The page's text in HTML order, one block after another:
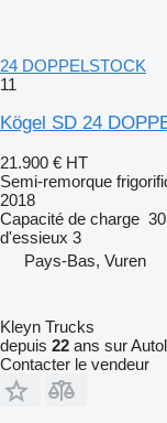
24 DOPPELSTOCK
11
Kögel SD 24
21.900 € HT
Semi-remorque
2018
Capacité de charge
d'essieux 3
Pays-Bas, Vuren
Kleyn Trucks
depuis 22 ans sur
Contacter le vendeur